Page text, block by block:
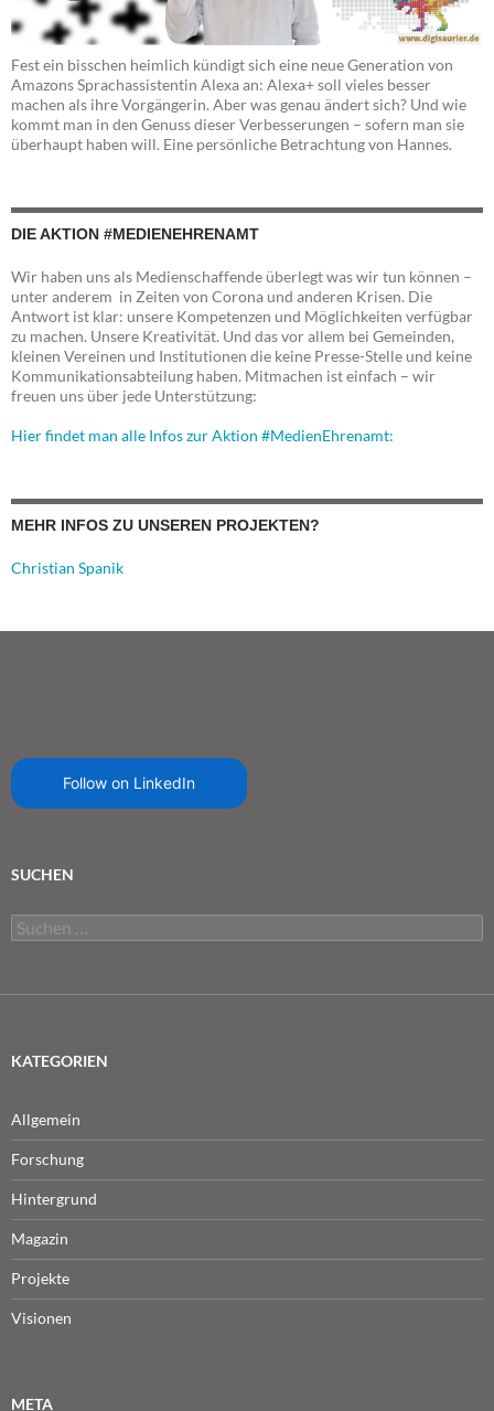
Fest ein bisschen heimlich kündigt sich eine neue Generation von
Amazons Sprachassistentin Alexa an: Alexa+ soll vieles besser
machen als ihre Vorgängerin. Aber was genau ändert sich? Und wie
kommt man in den Genuss dieser Verbesserungen – sofern man sie
überhaupt haben will. Eine persönliche Betrachtung von Hannes.
DIE AKTION #MEDIENEHRENAMT
Wir haben uns als Medienschaffende überlegt was wir tun können –
unter anderem in Zeiten von Corona und anderen Krisen. Die
Antwort ist klar: unsere Kompetenzen und Möglichkeiten verfügbar
zu machen. Unsere Kreativität. Und das vor allem bei Gemeinden,
kleinen Vereinen und Institutionen die keine Presse-Stelle und keine
Kommunikationsabteilung haben. Mitmachen ist einfach – wir
freuen uns über jede Unterstützung:
Hier findet man alle Infos zur Aktion #MedienEhrenamt:
MEHR INFOS ZU UNSEREN PROJEKTEN?
Christian Spanik
Follow on LinkedIn
SUCHEN
Suchen
nach:
KATEGORIEN
Allgemein
Forschung
Hintergrund
Magazin
Projekte
Visionen
META